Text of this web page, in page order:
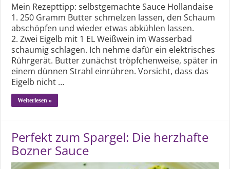
Mein Rezepttipp: selbstgemachte Sauce Hollandaise
1. 250 Gramm Butter schmelzen lassen, den Schaum
abschöpfen und wieder etwas abkühlen lassen.
2. Zwei Eigelb mit 1 EL Weißwein im Wasserbad
schaumig schlagen. Ich nehme dafür ein elektrisches
Rührgerät. Butter zunächst tröpfchenweise, später in
einem dünnen Strahl einrühren. Vorsicht, dass das
Eigelb nicht …
Weiterlesen »
Perfekt zum Spargel: Die herzhafte
Bozner Sauce